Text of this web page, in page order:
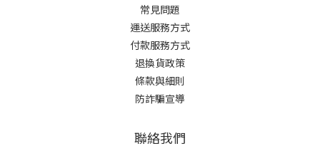
常見問題
運送服務方式
付款服務方式
退換貨政策
條款與細則
防詐騙宣導
聯絡我們